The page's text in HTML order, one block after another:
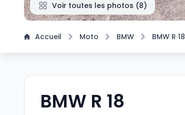
Voir toutes les photos (8)
Accueil Moto BMW BMW R 18
BMW R 18